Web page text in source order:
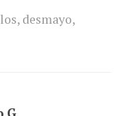
, desmayo,